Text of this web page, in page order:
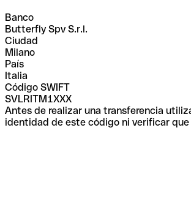
Banco
Butterfly Spv S.r.l.
Ciudad
Milano
País
Italia
Código SWIFT
SVLRITM1XXX
Antes de realizar una transferencia
identidad de este código ni verificar